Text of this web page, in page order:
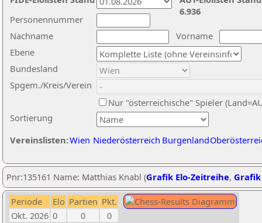
Nachname
Vorname
Ebene
Sortierung
Personennummer
Bundesland
Spgem./Kreis/Verein
Nur "österreichische" Spieler
Vereinslisten:Wien Niederösterreich Burgenland
6.936
Pnr:135161 Name: Matthias Knabl (Grafik Elo-Zeitreihe,
Periode Elo Partien Pkt.
Okt. 2026 0 0
0